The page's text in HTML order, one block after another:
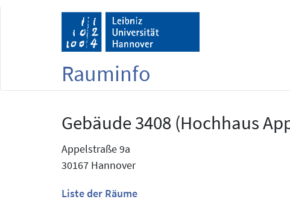
Rauminfo
Gebäude 3408 (Hochhaus
Appelstraße 9a
30167 Hannover
Liste der Räume